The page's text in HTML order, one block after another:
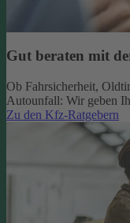
Gut beraten mit
Ob Fahrsicherheit,
Autounfall: Wir geben
Zu den Kfz-Ratgebern